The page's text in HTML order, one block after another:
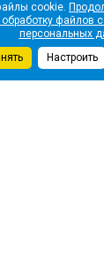
cookie.
файлов
персональных
Настроить